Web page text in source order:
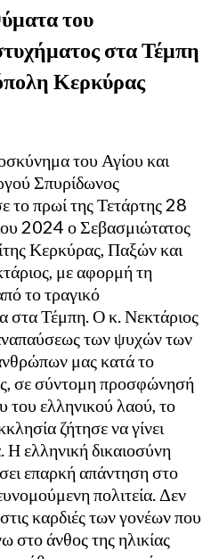
του
στα Τέμπη
Κερκύρας
του Αγίου και
Σπυρίδωνος
το πρωί της Τετάρτης 28
2024 ο Σεβασμιώτατος
Κερκύρας, Παξών και
με αφορμή τη
το τραγικό
στα Τέμπη. Ο κ. Νεκτάριος
των ψυχών των
μας κατά το
σε σύντομη προσφώνησή
του ελληνικού λαού, το
ζήτησε να γίνει
ελληνική δικαιοσύνη
επαρκή απάντηση στο
πολιτεία. Δεν
καρδιές των γονέων που
στο άνθος της ηλικίας